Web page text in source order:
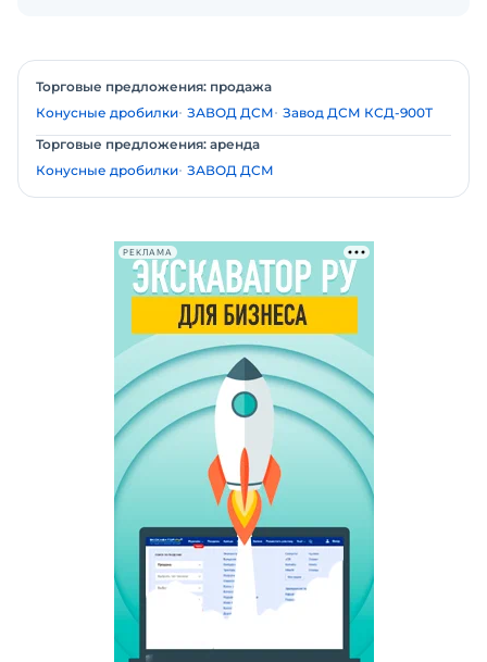
Торговые предложения: продажа
Конусные дробилки ЗАВОД ДСМ Завод ДСМ КСД-900Т
Торговые предложения: аренда
Конусные дробилки ЗАВОД ДСМ
РЕКЛАМА